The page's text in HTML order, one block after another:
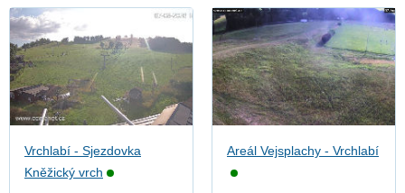
Vrchlabí - Sjezdovka
Kněžický vrch
Areál Vejsplachy - Vrchlabí